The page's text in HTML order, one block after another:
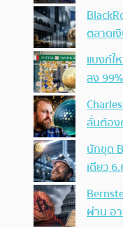
ตลาดเ
แบงก์ใ
ลง
ลั่นต้อง
นักขุด
เดียว
ผ่าน อ